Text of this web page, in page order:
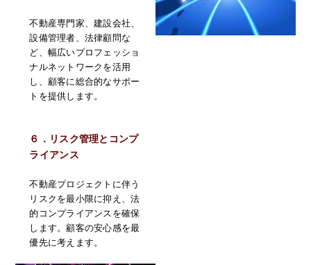
不動産専門家、建設会社、
設備管理者、法律顧問な
ど、幅広いプロフェッショ
ナルネットワークを活用
し、顧客に総合的なサポー
トを提供します。
６．リスク管理とコンプ
ライアンス
不動産プロジェクトに伴う
リスクを最小限に抑え、法
的コンプライアンスを確保
します。顧客の安心感を最
優先に考えます。